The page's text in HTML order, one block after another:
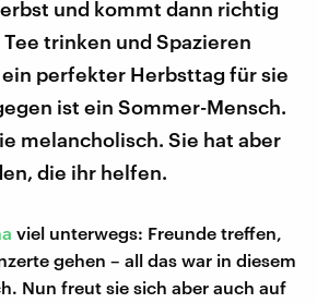
und kommt dann richtig
Tee trinken und Spazieren
perfekter Herbsttag für sie
ist ein Sommer-Mensch.
melancholisch. Sie hat aber
die ihr helfen.
viel unterwegs: Freunde treffen,
gehen – all das war in diesem
Nun freut sie sich aber auch auf